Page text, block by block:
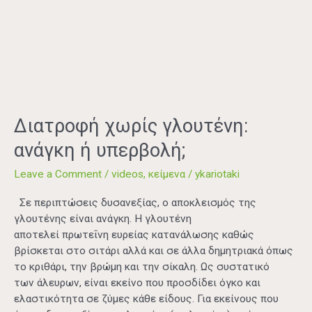
Διατροφή χωρίς γλουτένη:
ανάγκη ή υπερβολή;
Leave a Comment / videos, κείμενα / ykariotaki
Σε περιπτώσεις δυσανεξίας, ο αποκλεισμός της
γλουτένης είναι ανάγκη. Η γλουτένη
αποτελεί πρωτεΐνη ευρείας κατανάλωσης καθώς
βρίσκεται στο σιτάρι αλλά και σε άλλα δημητριακά όπως
το κριθάρι, την βρώμη και την σίκαλη. Ως συστατικό
των άλευρων, είναι εκείνο που προσδίδει όγκο και
ελαστικότητα σε ζύμες κάθε είδους. Για εκείνους που